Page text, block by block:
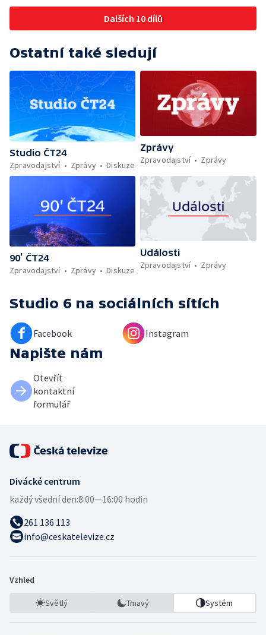
Dalších 10 dílů
Ostatní také sledují
Studio ČT24
Zpravodajství
Zprávy Diskuze
Zprávy
Zpravodajství
Zprávy
90’ ČT24
Zpravodajství
Zprávy Diskuze
Události
Zpravodajství
Zprávy
Studio 6 na sociálních sítích
Facebook Instagram
Napište nám
Otevřít
kontaktní
formulář
Divácké centrum
každý všední den:8:00—16:00 hodin
261 136 113
info@ceskatelevize.cz
Vzhled
Světlý Tmavý Systém